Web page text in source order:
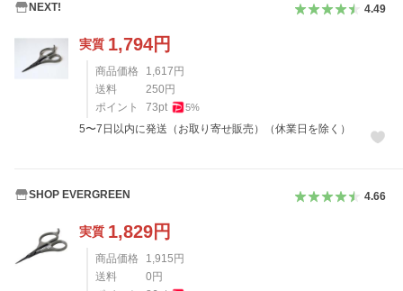
NEXT! 4.49
実質 1,794円
商品価格 1,617 円
送料
250 円
ポイント
73pt 5%
5〜7日以内に発送（お取り寄せ販売）（休業日を除く）
SHOP EVERGREEN 4.66
実質 1,829円
商品価格 1,915 円
送料
0 円